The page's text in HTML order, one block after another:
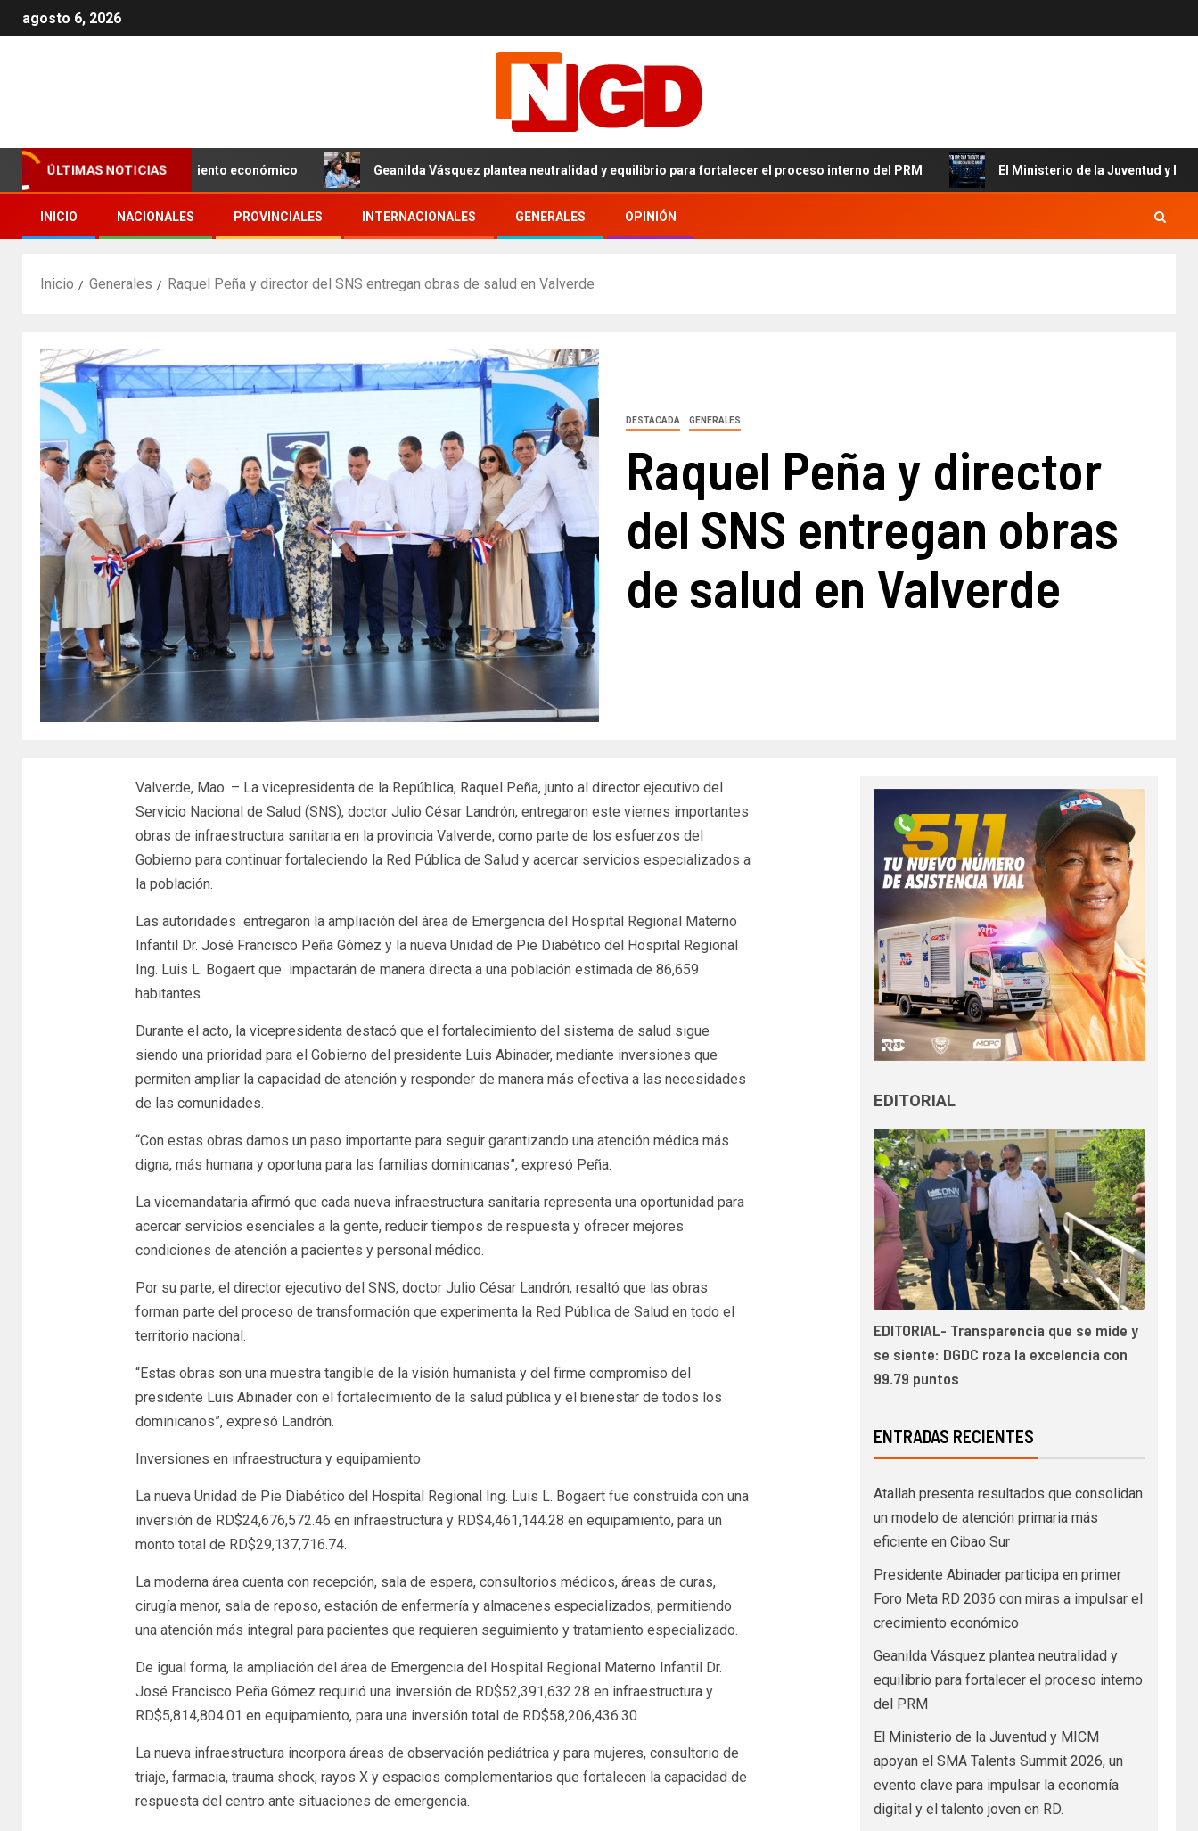
agosto 6, 2026
ÚLTIMAS NOTICIAS
impulsar el crecimiento económico Geanilda Vásquez plantea neutralidad y equilibrio para fortalecer el proceso interno del PRM El Ministerio de la Juventud y MICM apoyan
INICIO NACIONALES PROVINCIALES INTERNACIONALES GENERALES OPINIÓN
Inicio Generales Raquel Peña y director del SNS entregan obras de salud en Valverde
DESTACADA GENERALES
Raquel Peña y director
del SNS entregan obras
de salud en Valverde
Valverde, Mao. – La vicepresidenta de la República, Raquel Peña, junto al director ejecutivo del
Servicio Nacional de Salud (SNS), doctor Julio César Landrón, entregaron este viernes importantes
obras de infraestructura sanitaria en la provincia Valverde, como parte de los esfuerzos del
Gobierno para continuar fortaleciendo la Red Pública de Salud y acercar servicios especializados a
la población.
Las autoridades entregaron la ampliación del área de Emergencia del Hospital Regional Materno
Infantil Dr. José Francisco Peña Gómez y la nueva Unidad de Pie Diabético del Hospital Regional
Ing. Luis L. Bogaert que impactarán de manera directa a una población estimada de 86,659
habitantes.
Durante el acto, la vicepresidenta destacó que el fortalecimiento del sistema de salud sigue
siendo una prioridad para el Gobierno del presidente Luis Abinader, mediante inversiones que
permiten ampliar la capacidad de atención y responder de manera más efectiva a las necesidades
de las comunidades.
“Con estas obras damos un paso importante para seguir garantizando una atención médica más
digna, más humana y oportuna para las familias dominicanas”, expresó Peña.
La vicemandataria afirmó que cada nueva infraestructura sanitaria representa una oportunidad para
acercar servicios esenciales a la gente, reducir tiempos de respuesta y ofrecer mejores
condiciones de atención a pacientes y personal médico.
Por su parte, el director ejecutivo del SNS, doctor Julio César Landrón, resaltó que las obras
forman parte del proceso de transformación que experimenta la Red Pública de Salud en todo el
territorio nacional.
“Estas obras son una muestra tangible de la visión humanista y del firme compromiso del
presidente Luis Abinader con el fortalecimiento de la salud pública y el bienestar de todos los
dominicanos”, expresó Landrón.
Inversiones en infraestructura y equipamiento
La nueva Unidad de Pie Diabético del Hospital Regional Ing. Luis L. Bogaert fue construida con una
inversión de RD$24,676,572.46 en infraestructura y RD$4,461,144.28 en equipamiento, para un
monto total de RD$29,137,716.74.
La moderna área cuenta con recepción, sala de espera, consultorios médicos, áreas de curas,
cirugía menor, sala de reposo, estación de enfermería y almacenes especializados, permitiendo
una atención más integral para pacientes que requieren seguimiento y tratamiento especializado.
De igual forma, la ampliación del área de Emergencia del Hospital Regional Materno Infantil Dr.
José Francisco Peña Gómez requirió una inversión de RD$52,391,632.28 en infraestructura y
RD$5,814,804.01 en equipamiento, para una inversión total de RD$58,206,436.30.
La nueva infraestructura incorpora áreas de observación pediátrica y para mujeres, consultorio de
triaje, farmacia, trauma shock, rayos X y espacios complementarios que fortalecen la capacidad de
respuesta del centro ante situaciones de emergencia.
EDITORIAL
EDITORIAL- Transparencia que se mide y
se siente: DGDC roza la excelencia con
99.79 puntos
ENTRADAS RECIENTES
Atallah presenta resultados que consolidan
un modelo de atención primaria más
eficiente en Cibao Sur
Presidente Abinader participa en primer
Foro Meta RD 2036 con miras a impulsar el
crecimiento económico
Geanilda Vásquez plantea neutralidad y
equilibrio para fortalecer el proceso interno
del PRM
El Ministerio de la Juventud y MICM
apoyan el SMA Talents Summit 2026, un
evento clave para impulsar la economía
digital y el talento joven en RD.